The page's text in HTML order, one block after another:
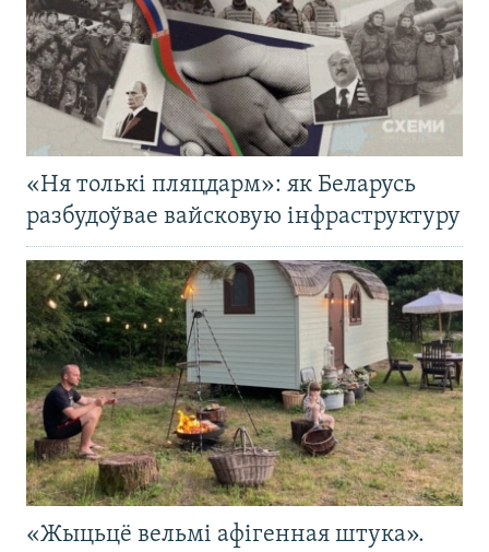
«Ня толькі пляцдарм»: як Беларусь
разбудоўвае вайсковую інфраструктуру
«Жыцьцё вельмі афігенная штука».